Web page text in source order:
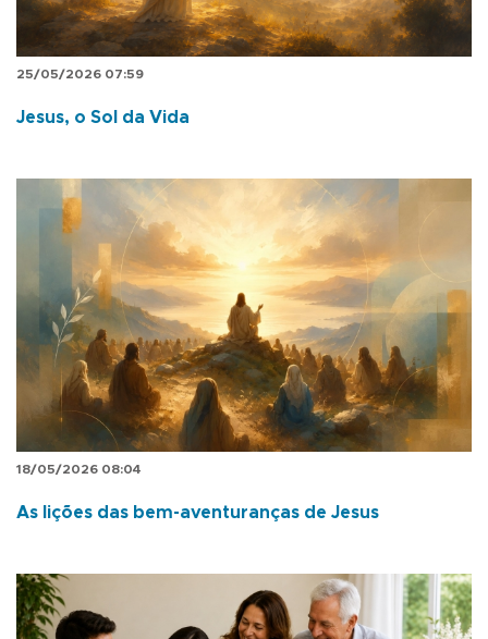
25/05/2026 07:59
Jesus, o Sol da Vida
18/05/2026 08:04
As lições das bem-aventuranças de Jesus